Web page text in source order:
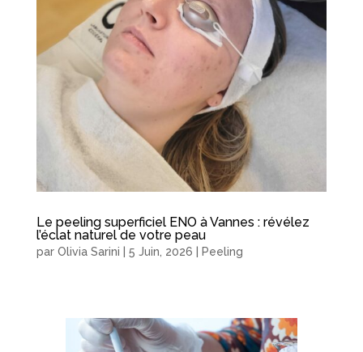
Le peeling superficiel ENO à Vannes : révélez
l’éclat naturel de votre peau
par Olivia Sarini 5 Juin, 2026 Peeling